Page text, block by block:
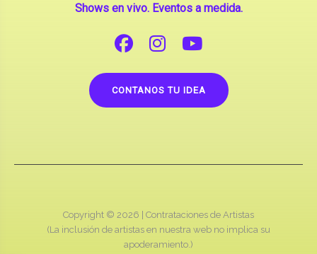
Shows en vivo. Eventos a medida.
CONTANOS TU IDEA
Copyright © 2026 | Contrataciones de Artistas
(La inclusión de artistas en nuestra web no implica su
apoderamiento.)